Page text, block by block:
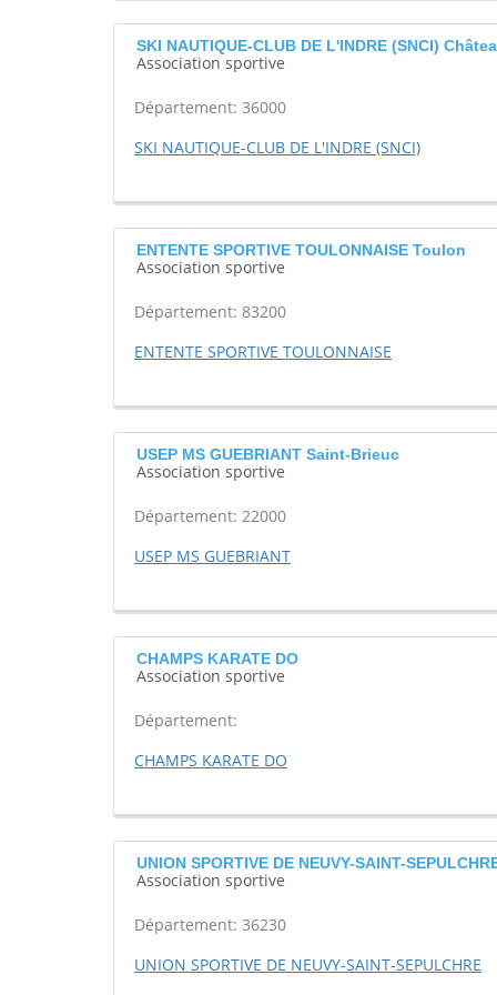
SKI NAUTIQUE-CLUB DE L'INDRE (SNCI)
Association sportive
Département: 36000
SKI NAUTIQUE-CLUB DE L'INDRE (SNCI)
ENTENTE SPORTIVE TOULONNAISE Toulon
Association sportive
Département: 83200
ENTENTE SPORTIVE TOULONNAISE
USEP MS GUEBRIANT Saint-Brieuc
Association sportive
Département: 22000
USEP MS GUEBRIANT
CHAMPS KARATE DO
Association sportive
Département:
CHAMPS KARATE DO
UNION SPORTIVE DE NEUVY-SAINT-
Association sportive
Département: 36230
UNION SPORTIVE DE NEUVY-SAINT-SEPULCHRE